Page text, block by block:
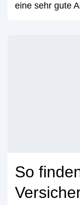
eine sehr gute
So